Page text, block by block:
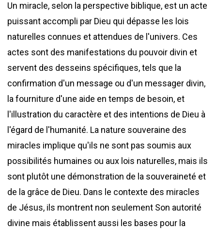
Un miracle, selon la perspective biblique, est un acte
puissant accompli par Dieu qui dépasse les lois
naturelles connues et attendues de l'univers. Ces
actes sont des manifestations du pouvoir divin et
servent des desseins spécifiques, tels que la
confirmation d'un message ou d'un messager divin,
la fourniture d'une aide en temps de besoin, et
l'illustration du caractère et des intentions de Dieu à
l'égard de l'humanité. La nature souveraine des
miracles implique qu'ils ne sont pas soumis aux
possibilités humaines ou aux lois naturelles, mais ils
sont plutôt une démonstration de la souveraineté et
de la grâce de Dieu. Dans le contexte des miracles
de Jésus, ils montrent non seulement Son autorité
divine mais établissent aussi les bases pour la